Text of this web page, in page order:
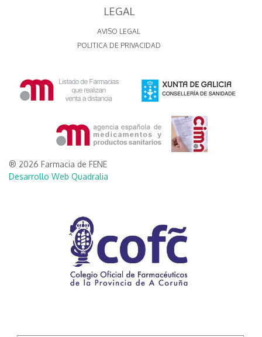
LEGAL
AVISO LEGAL
POLITICA DE PRIVACIDAD
® 2026 Farmacia de FENE
Desarrollo Web Quadralia